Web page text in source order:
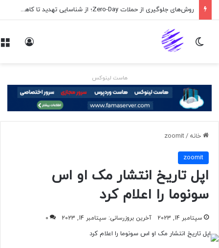
روش‌های جلوگیری از حملات Zero-Day؛ از شناسایی تهدید تا کاهش ریسک
تغییر پوسته
هاست لینوکس
خانه /
zoomit
zoomit
اپل تاریخ انتشار مک او اس
سونوما را اعلام کرد
سپتامبر 14, 2023 آخرین بروزرسانی: سپتامبر 14, 2023 0